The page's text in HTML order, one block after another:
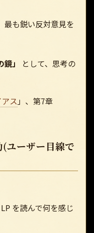
最も鋭い反対意見を
鏡」
として、思考の
ス」、第7章
ユーザー目線で
を読んで何を感じ